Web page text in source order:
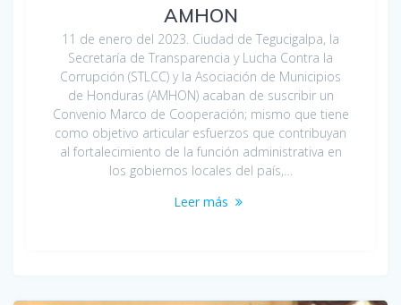
AMHON
11 de enero del 2023. Ciudad de Tegucigalpa, la
Secretaría de Transparencia y Lucha Contra la
Corrupción (STLCC) y la Asociación de Municipios
de Honduras (AMHON) acaban de suscribir un
Convenio Marco de Cooperación; mismo que tiene
como objetivo articular esfuerzos que contribuyan
al fortalecimiento de la función administrativa en
los gobiernos locales del país,…
Leer más